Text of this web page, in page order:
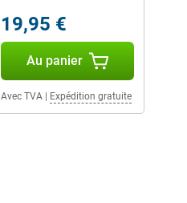
19,95 €
Au panier
Avec TVA| Expédition gratuite